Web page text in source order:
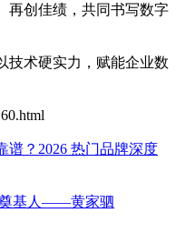
再创佳绩，共同书写数字
技术硬实力，赋能企业数
谱？2026 热门品牌深度
奠基人——黄家驷